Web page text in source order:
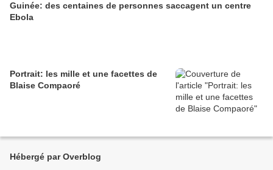
Guinée: des centaines de personnes saccagent un centre
Ebola
Portrait: les mille et une facettes de
Blaise Compaoré
Hébergé par Overblog